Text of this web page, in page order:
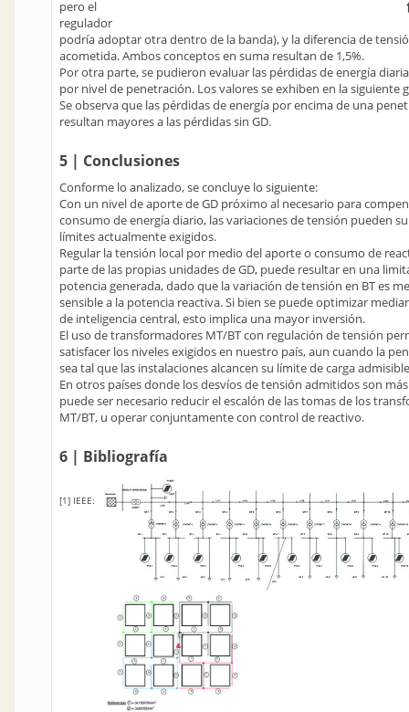
pero el
regulador
podría adoptar otra dentro de la banda), y la diferencia de
acometida. Ambos conceptos en suma resultan de 1,5%.
Por otra parte, se pudieron evaluar las pérdidas de energía
por nivel de penetración. Los valores se exhiben en la siguiente
Se observa que las pérdidas de energía por encima de una
resultan mayores a las pérdidas sin GD.
5 | Conclusiones
Conforme lo analizado, se concluye lo siguiente:
Con un nivel de aporte de GD próximo al necesario para
consumo de energía diario, las variaciones de tensión pueden
límites actualmente exigidos.
Regular la tensión local por medio del aporte o consumo de
parte de las propias unidades de GD, puede resultar en una
potencia generada, dado que la variación de tensión en BT es
sensible a la potencia reactiva. Si bien se puede optimizar
de inteligencia central, esto implica una mayor inversión.
El uso de transformadores MT/BT con regulación de tensión
satisfacer los niveles exigidos en nuestro país, aun cuando la
sea tal que las instalaciones alcancen su límite de carga
En otros países donde los desvíos de tensión admitidos son
puede ser necesario reducir el escalón de las tomas de los
MT/BT, u operar conjuntamente con control de reactivo.
6 | Bibliografía
[1] IEEE: